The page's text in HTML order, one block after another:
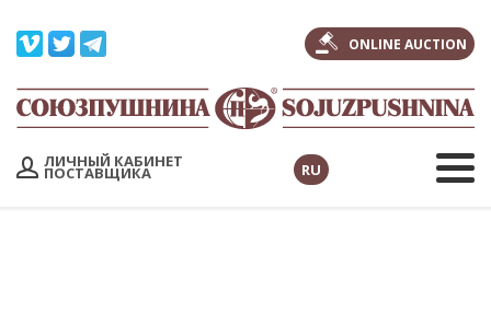
ONLINE AUCTION
ЛИЧНЫЙ КАБИНЕТ
ПОСТАВЩИКА RU